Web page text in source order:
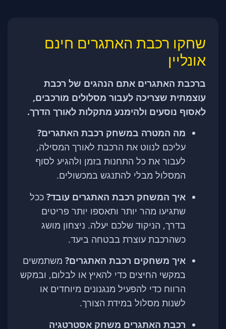
שחקו רכבת האתגרים חינם
אונליין
ברכבת האתגרים אתם הנהגים של רכבת
עוצמתית שצריכה לעבור מסלולים מורכבים,
לאסוף נוסעים ולהימנע מתקלות לאורך הדרך.
מה המטרה במשחק רכבת האתגרים?
עליכם לנווט את הרכבת לאורך המסילה,
לעבור את כל התחנות בזמן ולהגיע לסוף
המסלול מבלי להתנגש במכשולים.
איך המשחק רכבת האתגרים עובד? ככל
שתגיעו מהר יותר ותאספו יותר פריטים
בדרך, הניקוד שלכם יעלה. ניצחון מושג
כשהרכבת עוצרת בבטחה ביעד.
איך משחקים רכבת האתגרים? משתמשים
במקשי החיצים כדי להאיץ או לבלום, ובמקש
הרווח כדי להפעיל מנגנונים מיוחדים או
לשנות מסלול במידת הצורך.
רכבת האתגרים משחק אסטרטגיה